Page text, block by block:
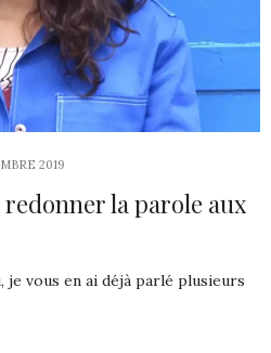
2019
la parole aux
vous en ai déjà parlé plusieurs